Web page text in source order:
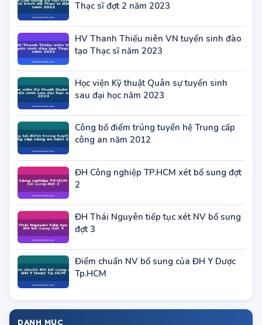
Thạc sĩ đợt 2 năm 2023
tạo Thạc sĩ năm 2023
sau đại học năm 2023
công an năm 2012
đợt 3
Tp.HCM